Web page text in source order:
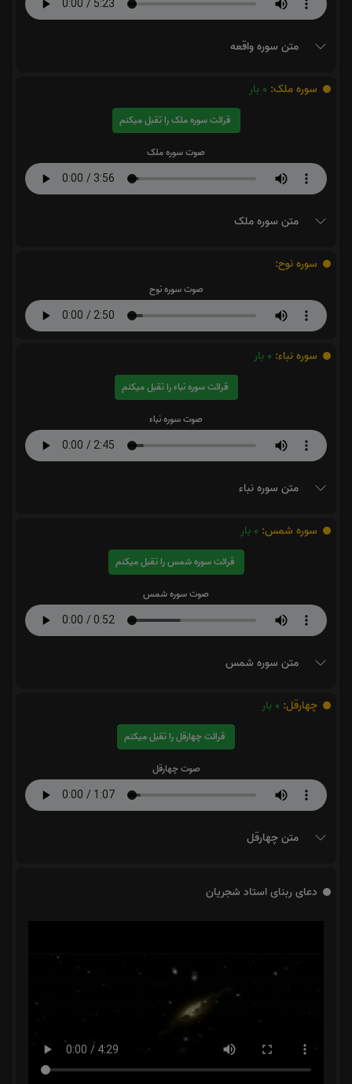
متن سوره واقعه
سوره ملک: 0 بار
قرائت سوره ملک را تقبل میکنم
صوت سوره ملک
متن سوره ملک
سوره نوح:
صوت سوره نوح
سوره نباء: 0 بار
قرائت سوره نباء را تقبل میکنم
صوت سوره نباء
متن سوره نباء
سوره شمس: 0 بار
قرائت سوره شمس را تقبل میکنم
صوت سوره شمس
متن سوره شمس
چهارقل: 0 بار
قرائت چهارقل را تقبل میکنم
صوت چهارقل
متن چهارقل
دعای ربنای استاد شجریان